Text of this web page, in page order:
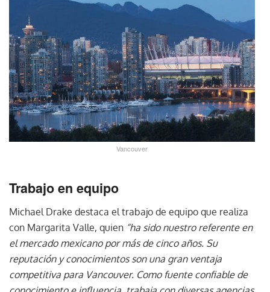
Vancouver
Trabajo en equipo
Michael Drake destaca el trabajo de equipo que realiza
con Margarita Valle, quien “ha sido nuestro referente en
el mercado mexicano por más de cinco años. Su
reputación y conocimientos son una gran ventaja
competitiva para Vancouver. Como fuente confiable de